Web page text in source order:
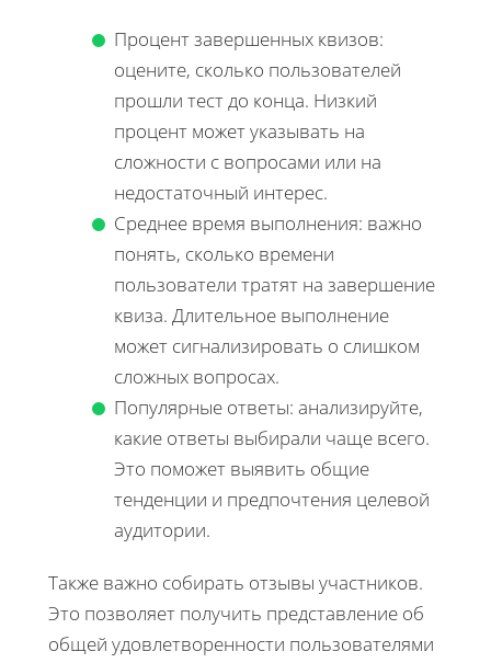
Процент завершенных квизов:
оцените, сколько пользователей
прошли тест до конца. Низкий
процент может указывать на
сложности с вопросами или на
недостаточный интерес.
Среднее время выполнения: важно
понять, сколько времени
пользователи тратят на завершение
квиза. Длительное выполнение
может сигнализировать о слишком
сложных вопросах.
Популярные ответы: анализируйте,
какие ответы выбирали чаще всего.
Это поможет выявить общие
тенденции и предпочтения целевой
аудитории.
Также важно собирать отзывы участников.
Это позволяет получить представление об
общей удовлетворенности пользователями